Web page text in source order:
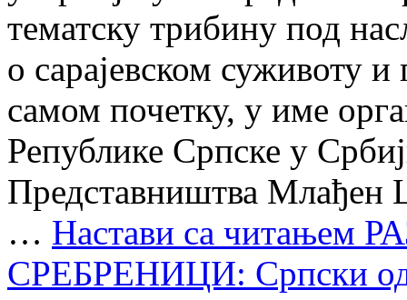
тематску трибину под
о сарајевском суживоту
самом почетку, у име
Републике Српске у
Представништва Млађен
… Настави са читањем
СРЕБРЕНИЦИ: Српски